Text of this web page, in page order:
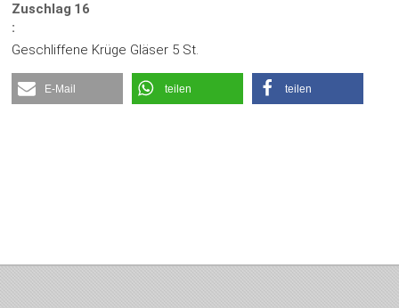
Zuschlag
:
16
Geschliffene Krüge Gläser 5 St.
E-Mail teilen teilen